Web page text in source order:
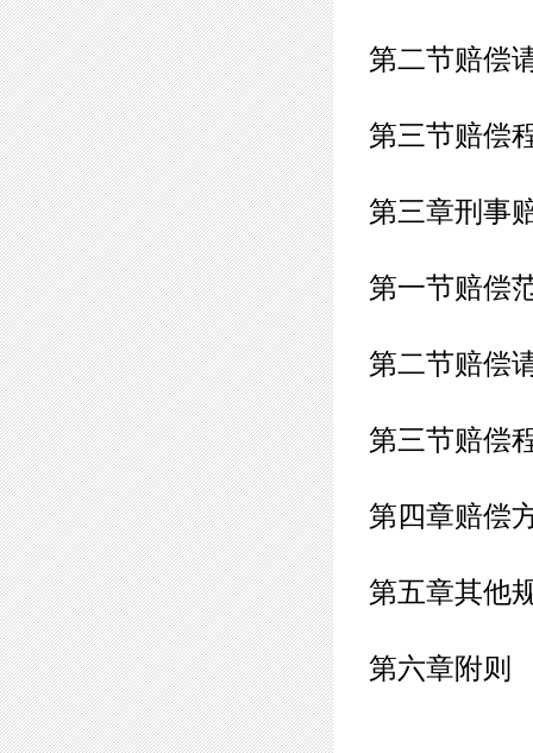
第二节赔偿
第三节赔偿
第三章刑事
第一节赔偿
第二节赔偿
第三节赔偿
第四章赔偿
第五章其他
第六章附则